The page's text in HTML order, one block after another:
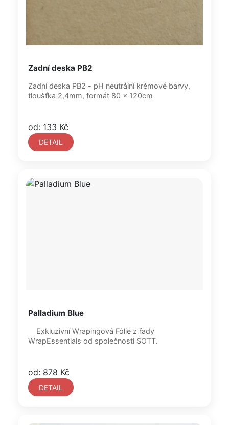
Zadní deska PB2
Zadní deska PB2 - pH neutrální krémové barvy,
tloušťka 2,4mm, formát 80 x 120cm
od: 133 Kč
DETAIL
Palladium Blue
WrapEssentials od společnosti SOTT.
od: 878 Kč
DETAIL